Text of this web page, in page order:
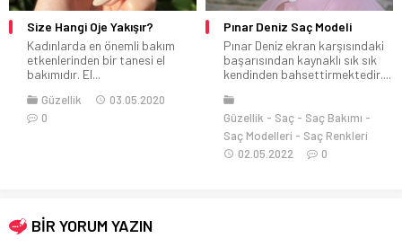
Size Hangi Oje Yakışır?
Kadınlarda en önemli bakım
etkenlerinden bir tanesi el
bakımıdır. El...
Güzellik
03.05.2020
0
Pınar Deniz Saç Modeli
Pınar Deniz ekran karşısındaki
başarısından kaynaklı sık sık
kendinden bahsettirmektedir....
Güzellik Saç
Saç Bakımı
Saç Modelleri
Saç Renkleri
02.05.2022
0
BİR YORUM YAZIN